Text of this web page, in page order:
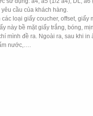
cầu của khách hàng.
loại giấy coucher, offset,
này bề mặt giấy trắng, bóng,
mình đề ra. Ngoài ra, sau khi
nước,….